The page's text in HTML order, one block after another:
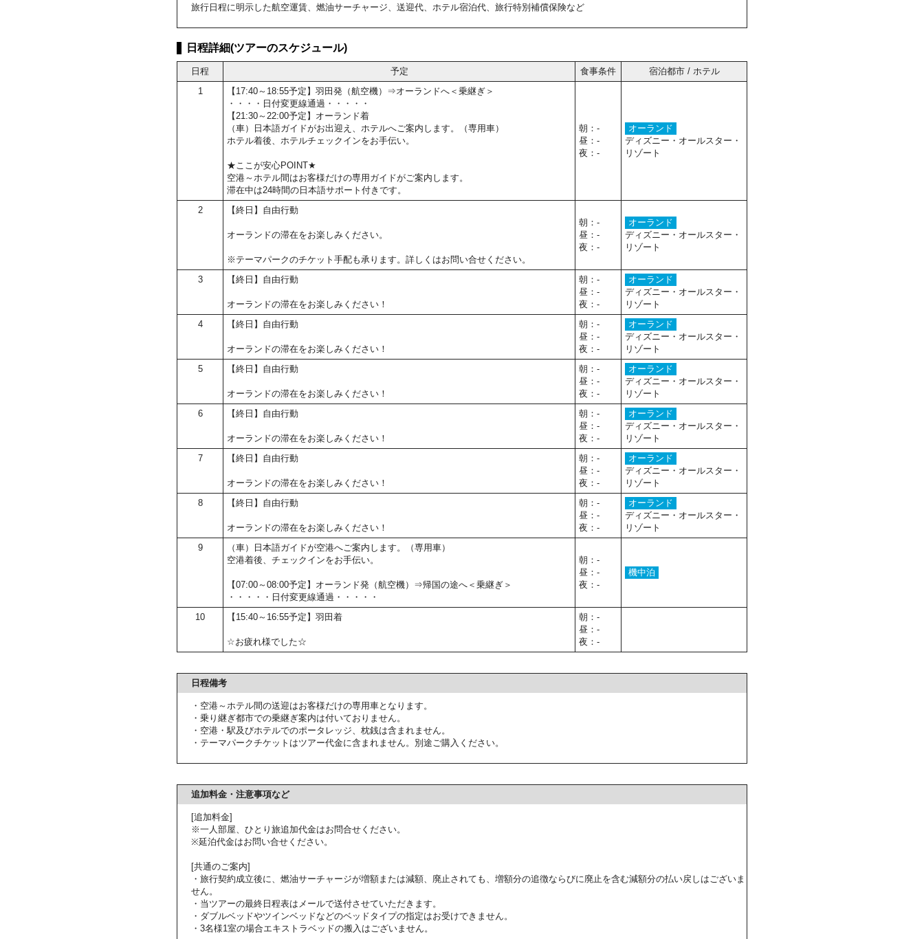
旅行日程に明示した航空運賃、燃油サーチャージ、送迎代、ホテル宿泊代、旅行特別補償保険など
日程詳細(ツアーのスケジュール)
日程 予定 食事条件
宿泊都市 / ホテル
1
【17:40～18:55予定】羽田発（航空機）⇒オーランドへ＜乗継ぎ＞
・・・・日付変更線通過・・・・・
【21:30～22:00予定】オーランド着
（車）日本語ガイドがお出迎え、ホテルへご案内します。（専用車）
ホテル着後、ホテルチェックインをお手伝い。
★ここが安心POINT★
空港～ホテル間はお客様だけの専用ガイドがご案内します。
滞在中は24時間の日本語サポート付きです。
朝：-
昼：-
夜：-
オーランド
ディズニー・オールスター・
リゾート
2 【終日】自由行動
オーランドの滞在をお楽しみください。
※テーマパークのチケット手配も承ります。詳しくはお問い合せください。
朝：-
昼：-
夜：-
オーランド
ディズニー・オールスター・
リゾート
3 【終日】自由行動
オーランドの滞在をお楽しみください！
朝：-
昼：-
夜：-
オーランド
ディズニー・オールスター・
リゾート
4
【終日】自由行動
オーランドの滞在をお楽しみください！
朝：-
昼：-
夜：-
オーランド
ディズニー・オールスター・
リゾート
5
【終日】自由行動
オーランドの滞在をお楽しみください！
朝：-
昼：-
夜：-
オーランド
ディズニー・オールスター・
リゾート
6
【終日】自由行動
オーランドの滞在をお楽しみください！
朝：-
昼：-
夜：-
オーランド
ディズニー・オールスター・
リゾート
7
【終日】自由行動
オーランドの滞在をお楽しみください！
朝：-
昼：-
夜：-
オーランド
ディズニー・オールスター・
リゾート
8
【終日】自由行動
オーランドの滞在をお楽しみください！
朝：-
昼：-
夜：-
オーランド
ディズニー・オールスター・
リゾート
9
（車）日本語ガイドが空港へご案内します。（専用車）
空港着後、チェックインをお手伝い。
【07:00～08:00予定】オーランド発（航空機）⇒帰国の途へ＜乗継ぎ＞
・・・・・日付変更線通過・・・・・
朝：-
昼：-
夜：-
機中泊
10 【15:40～16:55予定】羽田着
☆お疲れ様でした☆
朝：-
昼：-
夜：-
日程備考
・空港～ホテル間の送迎はお客様だけの専用車となります。
・乗り継ぎ都市での乗継ぎ案内は付いておりません。
・空港・駅及びホテルでのポータレッジ、枕銭は含まれません。
・テーマパークチケットはツアー代金に含まれません。別途ご購入ください。
追加料金・注意事項など
[追加料金]
※一人部屋、ひとり旅追加代金はお問合せください。
※延泊代金はお問い合せください。
[共通のご案内]
・旅行契約成立後に、燃油サーチャージが増額または減額、廃止されても、増額分の追徴ならびに廃止を含む減額分の払い戻しはございま
せん。
・当ツアーの最終日程表はメールで送付させていただきます。
・ダブルベッドやツインベッドなどのベッドタイプの指定はお受けできません。
・3名様1室の場合エキストラベッドの搬入はございません。